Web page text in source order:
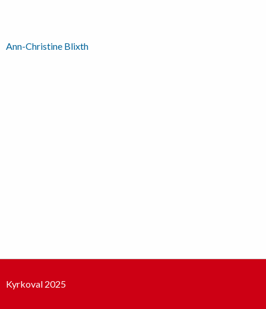
Inläggsnavigering
Ann-Christine Blixth
Kyrkoval 2025